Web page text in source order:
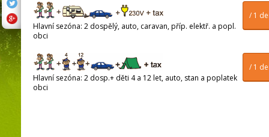
/ 1
Hlavní sezóna: 2 dospělý, auto, caravan, příp. elektř. a popl.
obci
/ 1
Hlavní sezóna: 2 dosp.+ děti 4 a 12 let, auto, stan a poplatek
obci